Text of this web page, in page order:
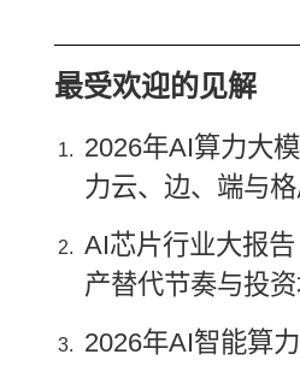
最受欢迎的见解
2026年AI算力大
力云、边、端与
AI芯片行业大报
产替代节奏与投资
2026年AI智能算